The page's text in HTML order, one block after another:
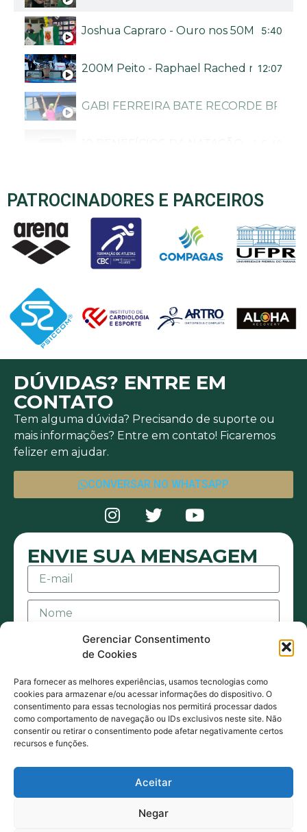
Gerenciar Consentimento
de Cookies
Para fornecer as melhores experiências, usamos tecnologias como
cookies para armazenar e/ou acessar informações do dispositivo. O
consentimento para essas tecnologias nos permitirá processar dados
como comportamento de navegação ou IDs exclusivos neste site. Não
consentir ou retirar o consentimento pode afetar negativamente certos
recursos e funções.
Aceitar
Negar
Joshua Capraro - Ouro nos 50M livre no
5:40
200M Peito - Raphael Rached no Troféu
12:07
GABI FERREIRA BATE RECORDE
PATROCINADORES E PARCEIROS
DÚVIDAS? ENTRE EM
CONTATO
Tem alguma dúvida? Precisando de suporte ou
mais informações? Entre em contato! Ficaremos
felizer em ajudar.
CONVERSAR NO WHATSAPP
ENVIE SUA MENSAGEM
Aceito receber mensagens ou e-mails sejam
eles de contato ou promocionais. Também
estou de acordo com acordo com a Política
de Privacidade.
ENVIAR MENSAGEM